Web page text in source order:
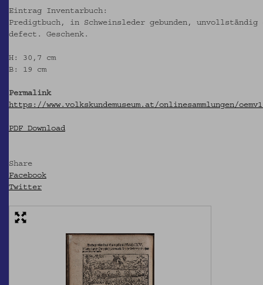
Eintrag Inventarbuch:
Predigtbuch, in Schweinsleder gebunden,
defect. Geschenk.
H: 30,7 cm
B: 19 cm
Permalink
https://www.volkskundemuseum.at/onlinesammlungen/
PDF Download
Share
Facebook
Twitter